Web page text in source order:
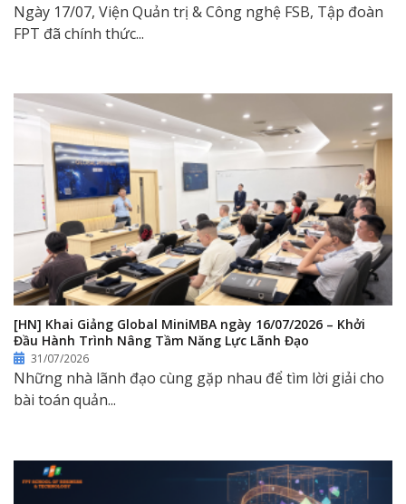
Ngày 17/07, Viện Quản trị & Công nghệ FSB, Tập đoàn
FPT đã chính thức...
[HN] Khai Giảng Global MiniMBA ngày 16/07/2026 – Khởi
Đầu Hành Trình Nâng Tầm Năng Lực Lãnh Đạo
31/07/2026
Những nhà lãnh đạo cùng gặp nhau để tìm lời giải cho
bài toán quản...